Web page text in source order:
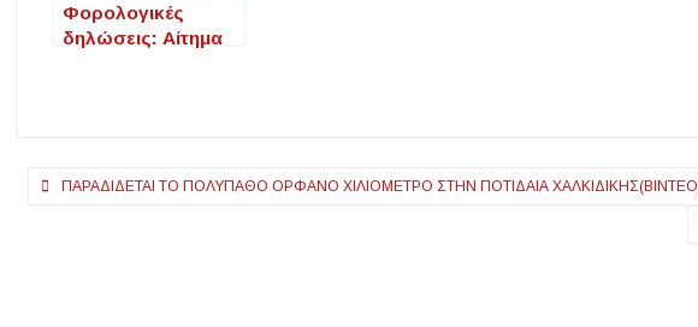
Φορολογικές
δηλώσεις: Αίτημα
Πλοήγηση
ΠΑΡΑΔΊΔΕΤΑΙ ΤΟ ΠΟΛΎΠΑΘΟ ΟΡΦΑΝΌ ΧΙΛΙΌΜΕΤΡΟ ΣΤΗΝ ΠΟΤΊΔΑΙΑ